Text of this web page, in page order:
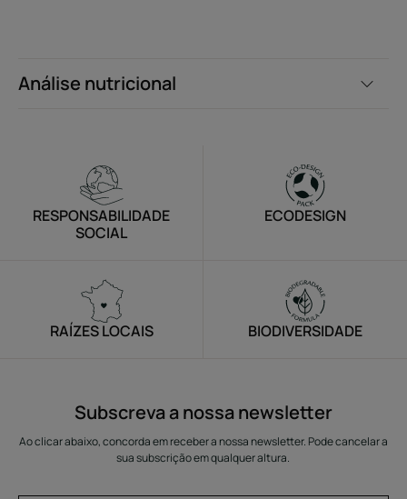
Análise nutricional
RESPONSABILIDADE
SOCIAL
ECODESIGN
RAÍZES LOCAIS BIODIVERSIDADE
Subscreva a nossa newsletter
Ao clicar abaixo, concorda em receber a nossa newsletter. Pode cancelar a
sua subscrição em qualquer altura.